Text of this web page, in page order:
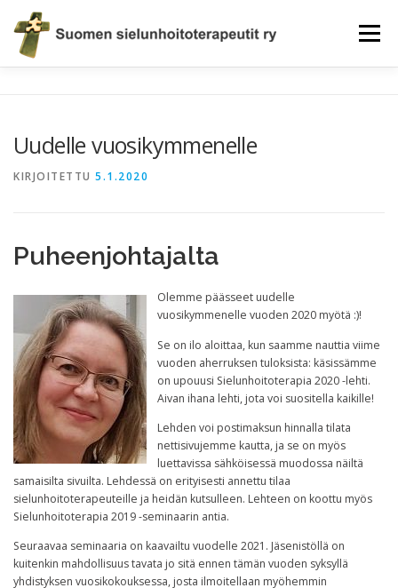
sisältöön
Valikko
Uudelle vuosikymmenelle
KIRJOITETTU 5.1.2020
Puheenjohtajalta
Olemme päässeet uudelle
vuosikymmenelle vuoden 2020 myötä :)!
Se on ilo aloittaa, kun saamme nauttia viime
vuoden aherruksen tuloksista: käsissämme
on upouusi Sielunhoitoterapia 2020 -lehti.
Aivan ihana lehti, jota voi suositella kaikille!
Lehden voi postimaksun hinnalla tilata
nettisivujemme kautta, ja se on myös
luettavissa sähköisessä muodossa näiltä
samaisilta sivuilta. Lehdessä on erityisesti annettu tilaa
sielunhoitoterapeuteille ja heidän kutsulleen. Lehteen on koottu myös
Sielunhoitoterapia 2019 -seminaarin antia.
Seuraavaa seminaaria on kaavailtu vuodelle 2021. Jäsenistöllä on
kuitenkin mahdollisuus tavata jo sitä ennen tämän vuoden syksyllä
yhdistyksen vuosikokouksessa, josta ilmoitellaan myöhemmin